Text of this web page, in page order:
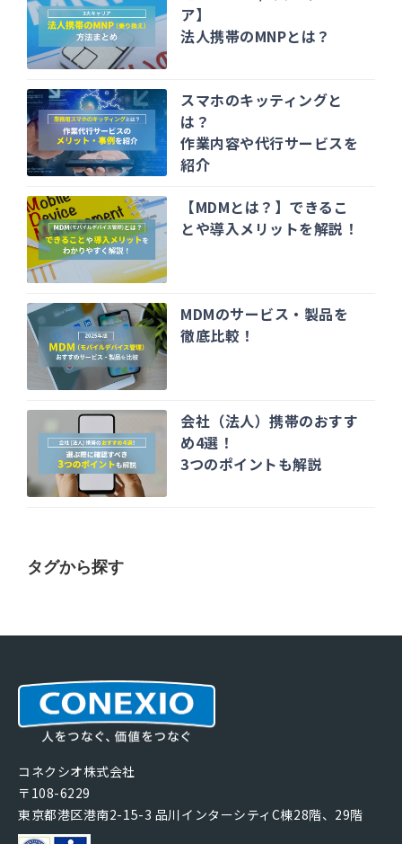
ア】
法人携帯のMNPとは？
スマホのキッティングと
は？
作業内容や代行サービスを
紹介
【MDMとは？】できるこ
とや導入メリットを解説！
MDMのサービス・製品を
徹底比較！
会社（法人）携帯のおすす
め4選！
3つのポイントも解説
タグから探す
コネクシオ株式会社
〒108-6229
東京都港区港南2-15-3 品川インターシティC棟28階、29階